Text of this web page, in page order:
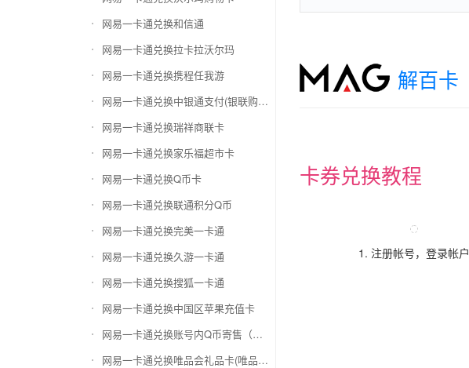
网易一卡通兑换和信通
网易一卡通兑换拉卡拉沃尔玛
网易一卡通兑换携程任我游
网易一卡通兑换中银通支付(银联购物卡)
网易一卡通兑换瑞祥商联卡
网易一卡通兑换家乐福超市卡
网易一卡通兑换Q币卡
网易一卡通兑换联通积分Q币
网易一卡通兑换完美一卡通
网易一卡通兑换久游一卡通
网易一卡通兑换搜狐一卡通
网易一卡通兑换中国区苹果充值卡
网易一卡通兑换账号内Q币寄售（维护中）
网易一卡通兑换唯品会礼品卡(唯品卡)
解百卡
卡券兑换教程
1. 注册帐号，登录帐户